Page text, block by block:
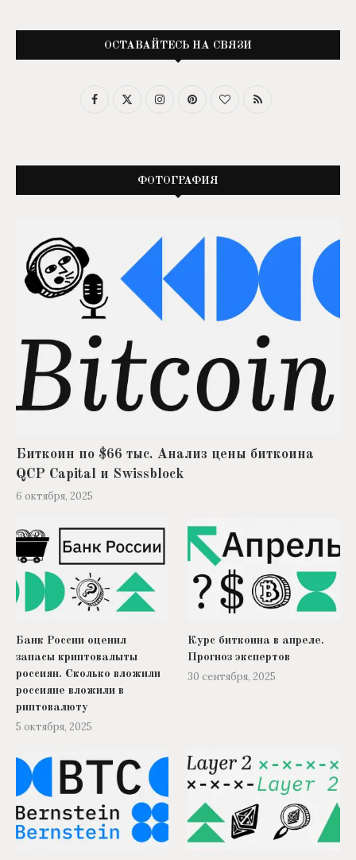
ОСТАВАЙТЕСЬ НА СВЯЗИ
ФОТОГРАФИЯ
Биткоин по $66 тыс. Анализ цены биткоина
QCP Capital и Swissblock
6 октября, 2025
Банк России оценил
запасы криптовалыты
россиян. Сколько вложили
россияне вложили в
риптовалюту
5 октября, 2025
Курс биткоина в апреле.
Прогноз экспертов
30 сентября, 2025